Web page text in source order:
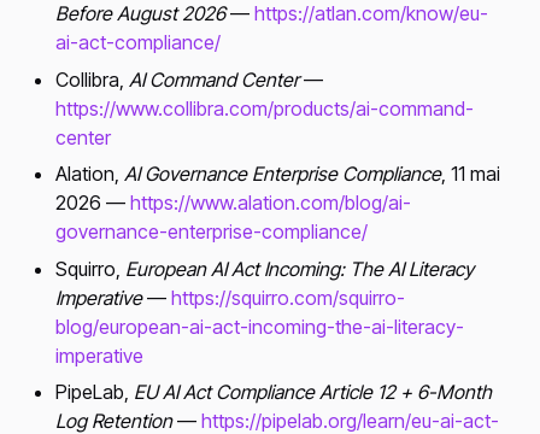
Before August 2026—https://atlan.com/know/eu-
ai-act-compliance/
Collibra,AI Command Center—
https://www.collibra.com/products/ai-command-
center
Alation,AI Governance Enterprise Compliance, 11 mai
2026 —https://www.alation.com/blog/ai-
governance-enterprise-compliance/
Squirro, European AI Act Incoming: The AI Literacy
Imperative—https://squirro.com/squirro-
blog/european-ai-act-incoming-the-ai-literacy-
imperative
PipeLab, EU AI Act Compliance Article 12 + 6-Month
Log Retention—https://pipelab.org/learn/eu-ai-act-